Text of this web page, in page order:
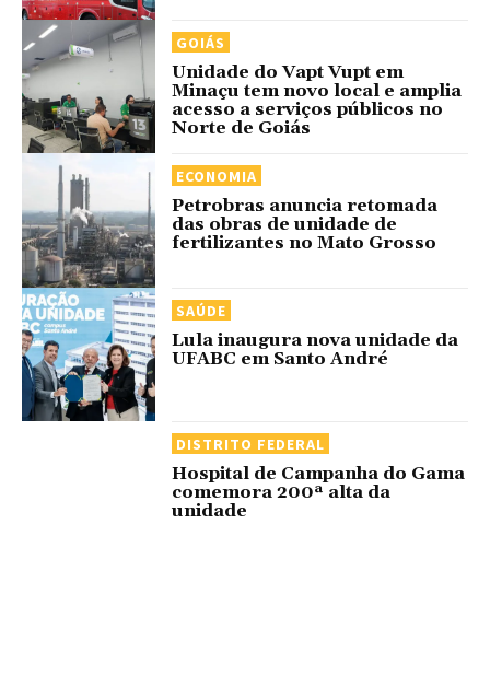
GOIÁS
Unidade do Vapt Vupt em
Minaçu tem novo local e amplia
acesso a serviços públicos no
Norte de Goiás
ECONOMIA
Petrobras anuncia retomada
das obras de unidade de
fertilizantes no Mato Grosso
SAÚDE
Lula inaugura nova unidade da
UFABC em Santo André
DISTRITO FEDERAL
Hospital de Campanha do Gama
comemora 200ª alta da
unidade